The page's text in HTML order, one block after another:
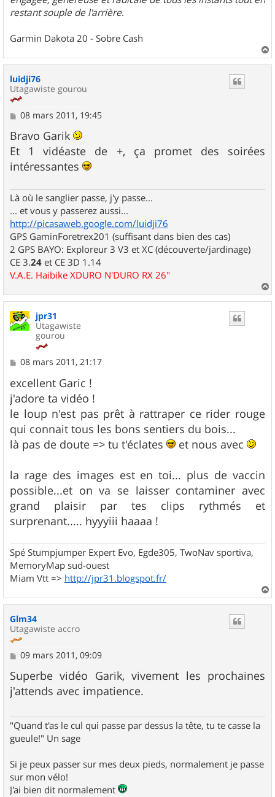
restant souple de l'arrière.
Garmin Dakota 20 - Sobre Cash
a
luidji76
Utagawiste gourou
M
s
s
a
g
e
08 mars 2011, 19:45
Bravo Garik
Et 1 vidéaste de +, ça promet des soirées
intéressantes
Là où le sanglier passe, j'y passe...
... et vous y passerez aussi...
http://picasaweb.google.com/luidji76
GPS GaminForetrex201 (suffisant dans bien des cas)
2 GPS BAYO: Exploreur 3 V3 et XC (découverte/jardinage)
CE 3.24 et CE 3D 1.14
V.A.E. Haibike XDURO N'DURO RX 26"
a
jpr31
Utagawiste
gourou
M
s
s
a
g
e
08 mars 2011, 21:17
excellent Garic !
j'adore ta vidéo !
le loup n'est pas prêt à rattraper ce rider rouge
qui connait tous les bons sentiers du bois...
là pas de doute => tu t'éclates
et nous avec
la rage des images est en toi... plus de vaccin
possible...et on va se laisser contaminer avec
grand plaisir par tes clips rythmés et
surprenant..... hyyyiii haaaa !
Spé Stumpjumper Expert Evo, Egde305, TwoNav sportiva,
MemoryMap sud-ouest
Miam Vtt => http://jpr31.blogspot.fr/
a
Glm34
Utagawiste accro
M
s
s
a
09 mars 2011, 09:09
Superbe vidéo Garik, vivement les prochaines
j'attends avec impatience.
"Quand t'as le cul qui passe par dessus la tête, tu te casse la
gueule!" Un sage
Si je peux passer sur mes deux pieds, normalement je passe
sur mon vélo!
J'ai bien dit normalement